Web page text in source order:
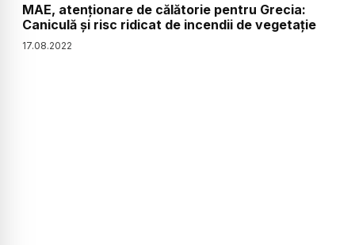
MAE, atenționare de călătorie pentru Grecia:
Caniculă şi risc ridicat de incendii de vegetaţie
17.08.2022